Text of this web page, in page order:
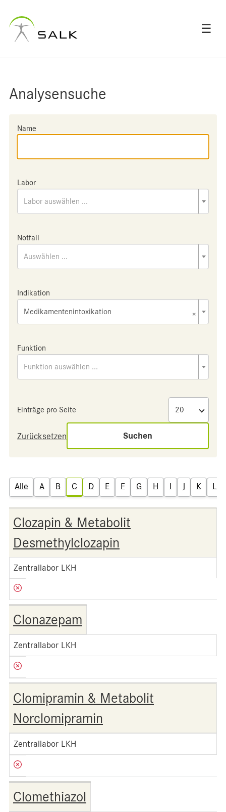
☰
Analysensuche
Name
Labor
Labor auswählen ...
Notfall
Auswählen ...
Indikation
×
Medikamentenintoxikation
Funktion
Funktion auswählen ...
Einträge pro Seite
Zurücksetzen Suchen
Alle A B C D E F G H I J K L
Clozapin & Metabolit
Desmethylclozapin
Zentrallabor LKH
Clonazepam
Zentrallabor LKH
Clomipramin & Metabolit
Norclomipramin
Zentrallabor LKH
Clomethiazol